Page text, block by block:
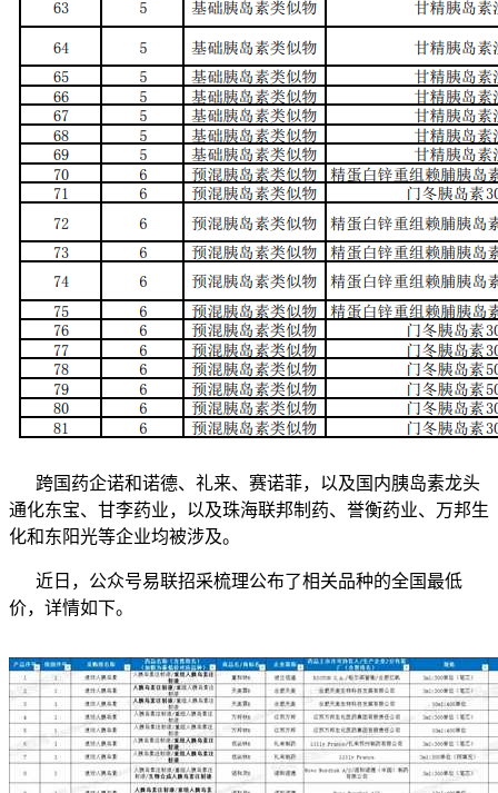
跨国药企诺和诺德、礼来、赛诺菲，以及国内胰岛素龙头
通化东宝、甘李药业，以及珠海联邦制药、誉衡药业、万邦生
化和东阳光等企业均被涉及。
近日，公众号易联招采梳理公布了相关品种的全国最低
价，详情如下。